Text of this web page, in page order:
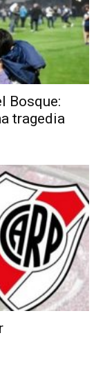
Bosque:
tragedia